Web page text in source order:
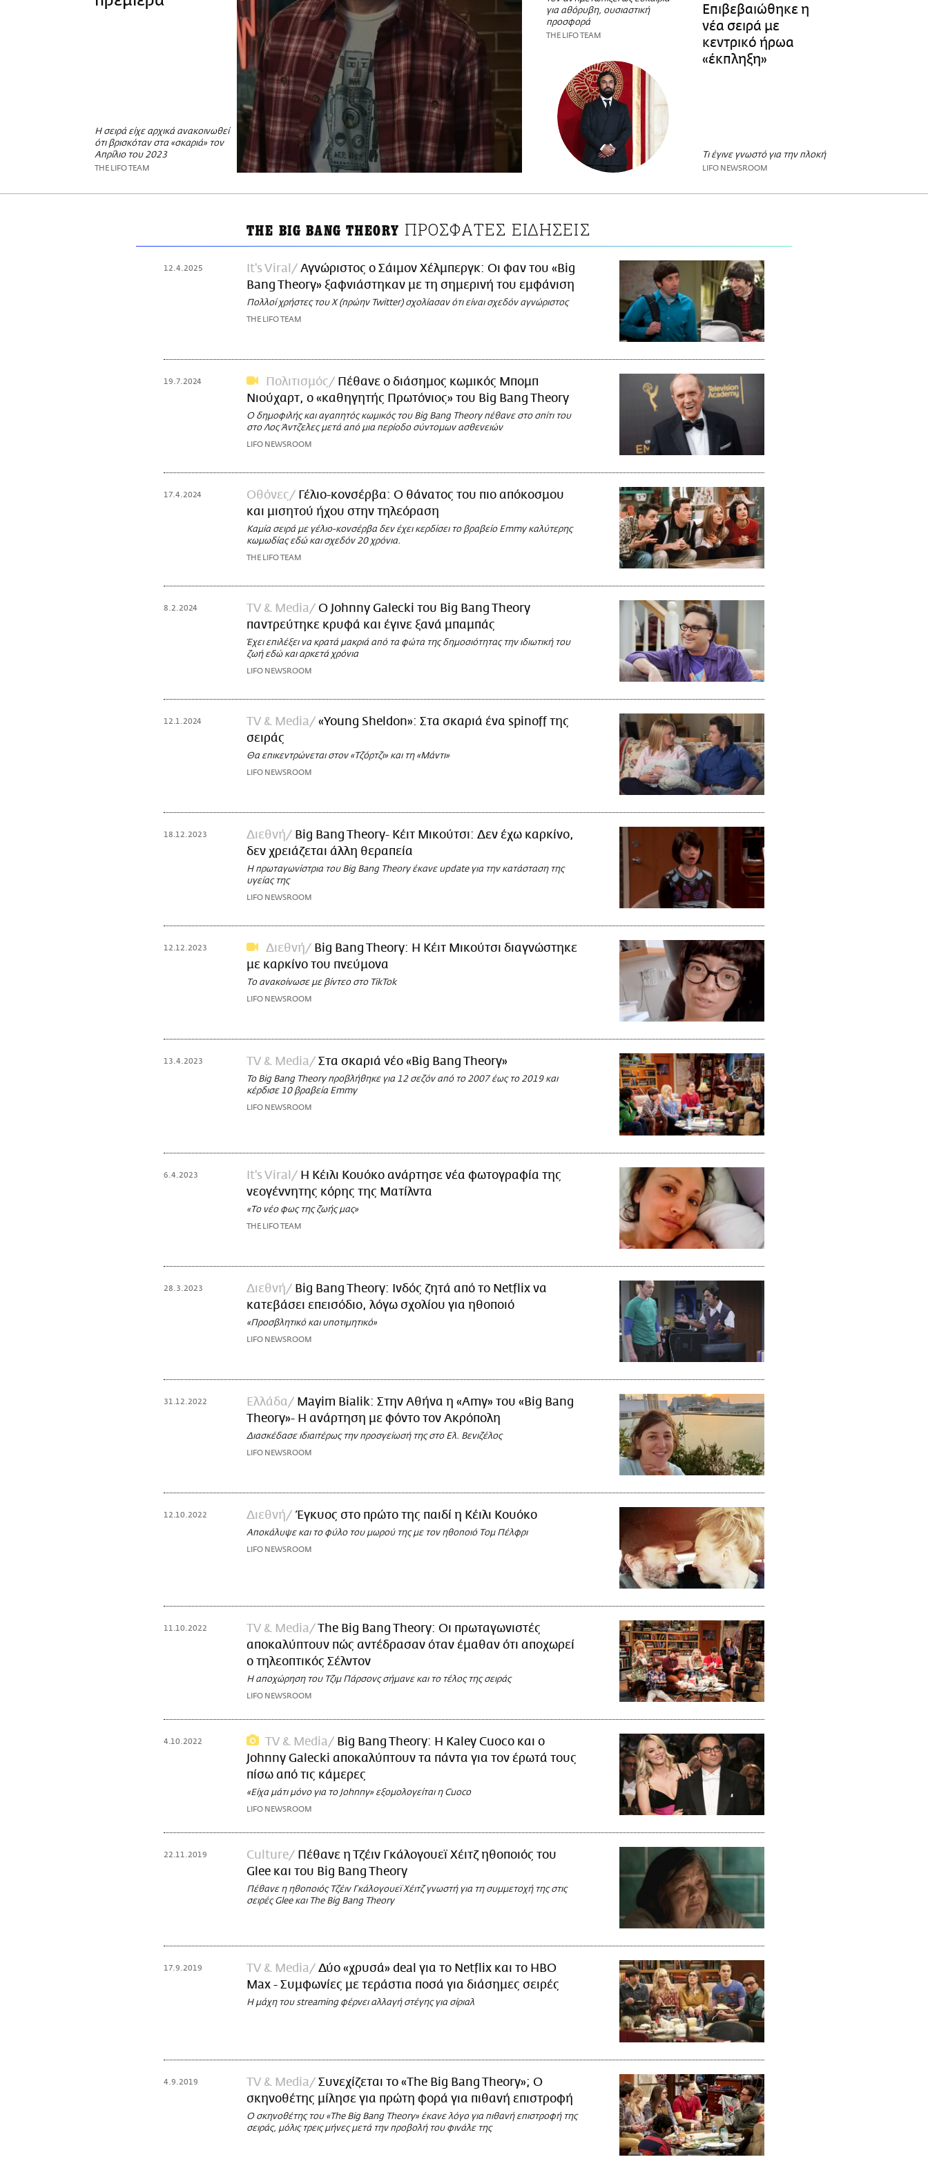
Η σειρά είχε αρχικά ανακοινωθεί
ότι βρισκόταν στα «σκαριά» τον
Απρίλιο του 2023
THE LIFO TEAM
για αθόρυβη, ουσιαστική
προσφορά
THE LIFO TEAM
Επιβεβαιώθηκε η
νέα σειρά με
κεντρικό ήρωα
«έκπληξη»
Τι έγινε γνωστό για την πλοκή
LIFO NEWSROOM
THE BIG BANG THEORY ΠΡΟΣΦΑΤΕΣ ΕΙΔΗΣΕΙΣ
12.4.2025 It's Viral
Αγνώριστος ο Σάιμον Χέλμπεργκ: Οι φαν του «Big
Bang Theory» ξαφνιάστηκαν με τη σημερινή του εμφάνιση
Πολλοί χρήστες του X (πρώην Twitter) σχολίασαν ότι είναι σχεδόν αγνώριστος
THE LIFO TEAM
19.7.2024 Πολιτισμός
Πέθανε ο διάσημος κωμικός Μπομπ
Νιούχαρτ, ο «καθηγητής Πρωτόνιος» του Big Bang Theory
Ο δημοφιλής και αγαπητός κωμικός του Big Bang Theory πέθανε στο σπίτι του
στο Λος Άντζελες μετά από μια περίοδο σύντομων ασθενειών
LIFO NEWSROOM
17.4.2024 Οθόνες
Γέλιο-κονσέρβα: Ο θάνατος του πιο απόκοσμου
και μισητού ήχου στην τηλεόραση
Καμία σειρά με γέλιο-κονσέρβα δεν έχει κερδίσει το βραβείο Emmy καλύτερης
κωμωδίας εδώ και σχεδόν 20 χρόνια.
THE LIFO TEAM
8.2.2024 TV & Media
Ο Johnny Galecki του Big Bang Theory
παντρεύτηκε κρυφά και έγινε ξανά μπαμπάς
Έχει επιλέξει να κρατά μακριά από τα φώτα της δημοσιότητας την ιδιωτική του
ζωή εδώ και αρκετά χρόνια
LIFO NEWSROOM
12.1.2024 TV & Media
«Young Sheldon»: Στα σκαριά ένα spinoff της
σειράς
Θα επικεντρώνεται στον «Τζόρτζι» και τη «Μάντι»
LIFO NEWSROOM
18.12.2023 Διεθνή
Big Bang Theory- Κέιτ Μικούτσι: Δεν έχω καρκίνο,
δεν χρειάζεται άλλη θεραπεία
Η πρωταγωνίστρια του Big Bang Theory έκανε update για την κατάσταση της
υγείας της
LIFO NEWSROOM
12.12.2023 Διεθνή
Big Bang Theory: Η Κέιτ Μικούτσι διαγνώστηκε
με καρκίνο του πνεύμονα
Το ανακοίνωσε με βίντεο στο TikTok
LIFO NEWSROOM
13.4.2023 TV & Media Στα σκαριά νέο «Big Bang Theory»
To Big Bang Theory προβλήθηκε για 12 σεζόν από το 2007 έως το 2019 και
κέρδισε 10 βραβεία Emmy
LIFO NEWSROOM
6.4.2023 It's Viral
Η Κέιλι Κουόκο ανάρτησε νέα φωτογραφία της
νεογέννητης κόρης της Ματίλντα
«Το νέο φως της ζωής μας»
THE LIFO TEAM
28.3.2023 Διεθνή
Big Bang Theory: Ινδός ζητά από το Netflix να
κατεβάσει επεισόδιο, λόγω σχολίου για ηθοποιό
«Προσβλητικό και υποτιμητικό»
LIFO NEWSROOM
31.12.2022 Ελλάδα
Mayim Bialik: Στην Αθήνα η «Amy» του «Big Bang
Theory»- Η ανάρτηση με φόντο τον Ακρόπολη
Διασκέδασε ιδιαιτέρως την προσγείωσή της στο Ελ. Βενιζέλος
LIFO NEWSROOM
12.10.2022 Διεθνή Έγκυος στο πρώτο της παιδί η Κέιλι Κουόκο
Αποκάλυψε και το φύλο του μωρού της με τον ηθοποιό Τομ Πέλφρι
LIFO NEWSROOM
11.10.2022 TV & Media
The Big Bang Theory: Οι πρωταγωνιστές
αποκαλύπτουν πώς αντέδρασαν όταν έμαθαν ότι αποχωρεί
ο τηλεοπτικός Σέλντον
Η αποχώρηση του Τζιμ Πάρσονς σήμανε και το τέλος της σειράς
LIFO NEWSROOM
4.10.2022 TV & Media
Big Bang Theory: Η Kaley Cuoco και ο
Johnny Galecki αποκαλύπτουν τα πάντα για τον έρωτά τους
πίσω από τις κάμερες
«Είχα μάτι μόνο για το Johnny» εξομολογείται η Cuoco
LIFO NEWSROOM
22.11.2019 Culture
Πέθανε η Τζέιν Γκάλογουεϊ Χέιτζ ηθοποιός του
Glee και του Big Bang Theory
Πέθανε η ηθοποιός Τζέιν Γκάλογουεϊ Χέιτζ γνωστή για τη συμμετοχή της στις
σειρές Glee και The Big Bang Theory
17.9.2019 TV & Media
Δύο «χρυσά» deal για το Netflix και το HBO
Max - Συμφωνίες με τεράστια ποσά για διάσημες σειρές
Η μάχη του streaming φέρνει αλλαγή στέγης για σίριαλ
4.9.2019 TV & Media
Συνεχίζεται το «The Big Bang Theory»; Ο
σκηνοθέτης μίλησε για πρώτη φορά για πιθανή επιστροφή
Ο σκηνοθέτης του «The Big Bang Theory» έκανε λόγο για πιθανή επιστροφή της
σειράς, μόλις τρεις μήνες μετά την προβολή του φινάλε της